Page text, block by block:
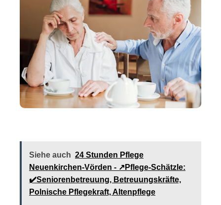
Siehe auch 24 Stunden Pflege
Neuenkirchen-Vörden - ↗️Pflege-Schätzle:
✔️Seniorenbetreuung, Betreuungskräfte,
Polnische Pflegekraft, Altenpflege